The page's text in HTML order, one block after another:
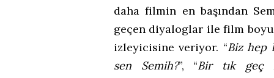
daha filmin en başından
geçen diyaloglar ile film
izleyicisine veriyor. “Biz hep
sen Semih?”, “Bir tık geç